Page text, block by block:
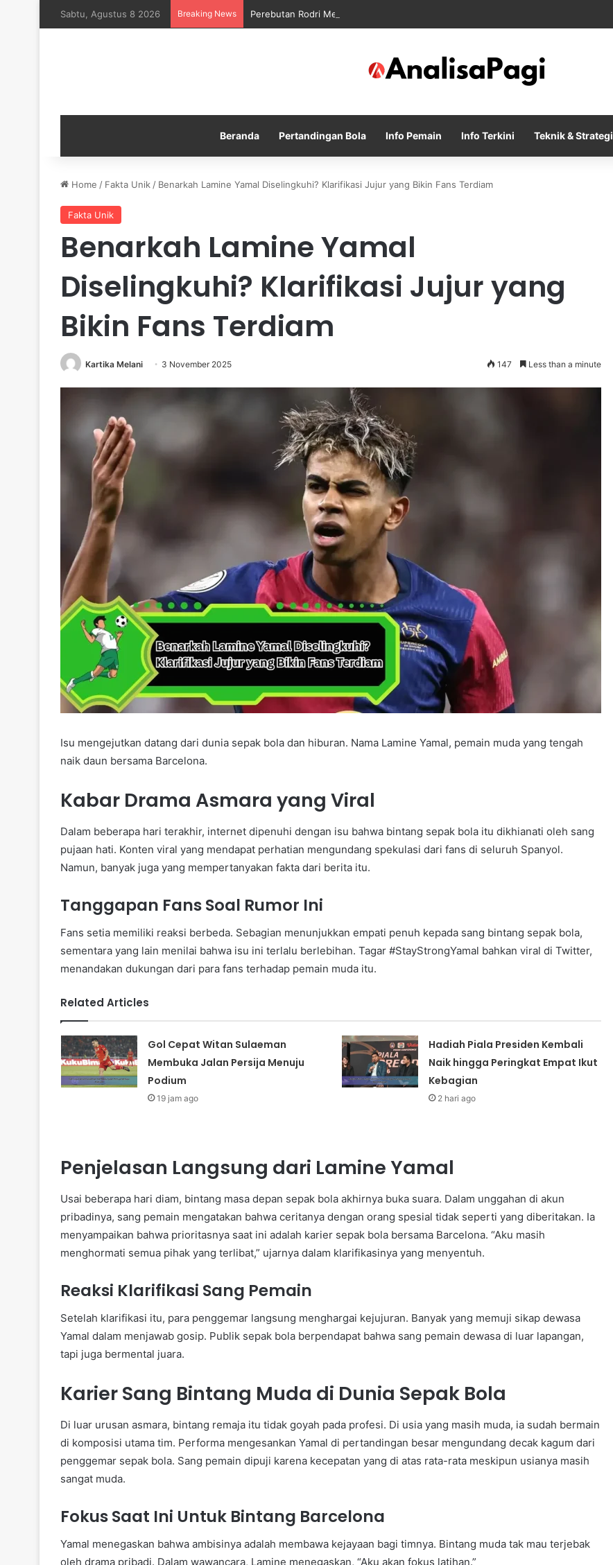
Sabtu, Agustus 8 2026 Breaking News Perebutan Rodri Memanas Saat Barcelona Mengusik Rencana Real Madrid
Beranda Pertandingan Bola Info Pemain Info Terkini Teknik & Strategi
Home / Fakta Unik / Benarkah Lamine Yamal Diselingkuhi? Klarifikasi Jujur yang Bikin Fans Terdiam
Fakta Unik
Benarkah Lamine Yamal
Diselingkuhi? Klarifikasi Jujur yang
Bikin Fans Terdiam
Kartika Melani 3 November 2025 147 Less than a minute
Isu mengejutkan datang dari dunia sepak bola dan hiburan. Nama Lamine Yamal, pemain muda yang tengah
naik daun bersama Barcelona.
Kabar Drama Asmara yang Viral
Dalam beberapa hari terakhir, internet dipenuhi dengan isu bahwa bintang sepak bola itu dikhianati oleh sang
pujaan hati. Konten viral yang mendapat perhatian mengundang spekulasi dari fans di seluruh Spanyol.
Namun, banyak juga yang mempertanyakan fakta dari berita itu.
Tanggapan Fans Soal Rumor Ini
Fans setia memiliki reaksi berbeda. Sebagian menunjukkan empati penuh kepada sang bintang sepak bola,
sementara yang lain menilai bahwa isu ini terlalu berlebihan. Tagar #StayStrongYamal bahkan viral di Twitter,
menandakan dukungan dari para fans terhadap pemain muda itu.
Related Articles
Gol Cepat Witan Sulaeman
Membuka Jalan Persija Menuju
Podium
19 jam ago
Hadiah Piala Presiden Kembali
Naik hingga Peringkat Empat Ikut
Kebagian
2 hari ago
Penjelasan Langsung dari Lamine Yamal
Usai beberapa hari diam, bintang masa depan sepak bola akhirnya buka suara. Dalam unggahan di akun
pribadinya, sang pemain mengatakan bahwa ceritanya dengan orang spesial tidak seperti yang diberitakan. Ia
menyampaikan bahwa prioritasnya saat ini adalah karier sepak bola bersama Barcelona. “Aku masih
menghormati semua pihak yang terlibat,” ujarnya dalam klarifikasinya yang menyentuh.
Reaksi Klarifikasi Sang Pemain
Setelah klarifikasi itu, para penggemar langsung menghargai kejujuran. Banyak yang memuji sikap dewasa
Yamal dalam menjawab gosip. Publik sepak bola berpendapat bahwa sang pemain dewasa di luar lapangan,
tapi juga bermental juara.
Karier Sang Bintang Muda di Dunia Sepak Bola
Di luar urusan asmara, bintang remaja itu tidak goyah pada profesi. Di usia yang masih muda, ia sudah bermain
di komposisi utama tim. Performa mengesankan Yamal di pertandingan besar mengundang decak kagum dari
penggemar sepak bola. Sang pemain dipuji karena kecepatan yang di atas rata-rata meskipun usianya masih
sangat muda.
Fokus Saat Ini Untuk Bintang Barcelona
Yamal menegaskan bahwa ambisinya adalah membawa kejayaan bagi timnya. Bintang muda tak mau terjebak
oleh drama pribadi. Dalam wawancara, Lamine menegaskan, “Aku akan fokus latihan.”